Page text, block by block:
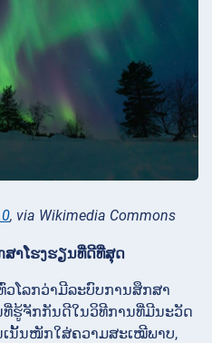
, via Wikimedia Commons
ສາໂຮງຮຽນທີ່ດີທີ່ສຸດ
ໂລກວ່າມີລະບົບການສຶກສາ
ຮູ້ຈັກກັນດີໃນວິທີການທີ່ມີນະວັດ
ນັ້ນໜັກໃສ່ຄວາມສະເໝີພາບ,